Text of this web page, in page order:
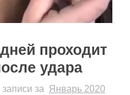
проходит
удара
записи за Январь 2020